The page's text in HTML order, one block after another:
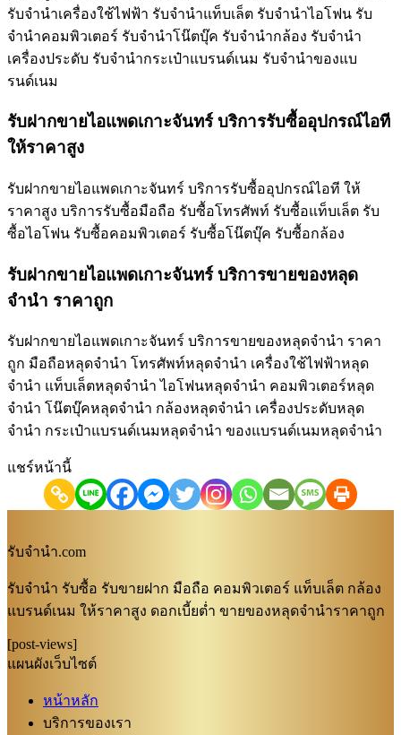
รับจำนำเครื่องใช้ไฟฟ้า รับจำนำแท็บเล็ต รับจำนำไอโฟน รับ
จำนำคอมพิวเตอร์ รับจำนำโน๊ตบุ๊ค รับจำนำกล้อง รับจำนำ
เครื่องประดับ รับจำนำกระเป๋าแบรนด์เนม รับจำนำของแบ
รนด์เนม
รับฝากขายไอแพดเกาะจันทร์ บริการรับซื้ออุปกรณ์ไอที
ให้ราคาสูง
รับฝากขายไอแพดเกาะจันทร์ บริการรับซื้ออุปกรณ์ไอที ให้
ราคาสูง บริการรับซื้อมือถือ รับซื้อโทรศัพท์ รับซื้อแท็บเล็ต รับ
ซื้อไอโฟน รับซื้อคอมพิวเตอร์ รับซื้อโน๊ตบุ๊ค รับซื้อกล้อง
รับฝากขายไอแพดเกาะจันทร์ บริการขายของหลุด
จำนำ ราคาถูก
รับฝากขายไอแพดเกาะจันทร์ บริการขายของหลุดจำนำ ราคา
ถูก มือถือหลุดจำนำ โทรศัพท์หลุดจำนำ เครื่องใช้ไฟฟ้าหลุด
จำนำ แท็บเล็ตหลุดจำนำ ไอโฟนหลุดจำนำ คอมพิวเตอร์หลุด
จำนำ โน๊ตบุ๊คหลุดจำนำ กล้องหลุดจำนำ เครื่องประดับหลุด
จำนำ กระเป๋าแบรนด์เนมหลุดจำนำ ของแบรนด์เนมหลุดจำนำ
แชร์หน้านี้
รับจํานํา.com
รับจำนำ รับซื้อ รับขายฝาก มือถือ คอมพิวเตอร์ แท็บเล็ต กล้อง
แบรนด์เนม ให้ราคาสูง ดอกเบี้ยต่ำ ขายของหลุดจำนำราคาถูก
[post-views]
แผนผังเว็บไซต์
หน้าหลัก
บริการของเรา